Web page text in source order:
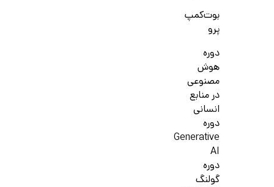
بوت‌کمپ
پرو
دوره
هوش
مصنوعی
در منابع
انسانی
دوره
Generative
AI
دوره
گولنگ